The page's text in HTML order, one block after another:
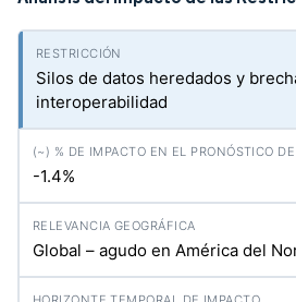
Silos de datos heredados y
interoperabilidad
-1.4%
Global – agudo en América del